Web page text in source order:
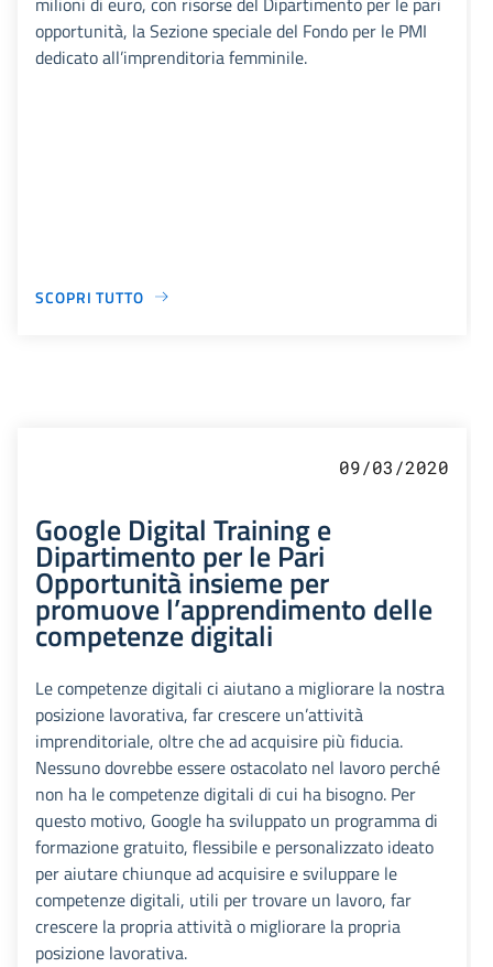
opportunità, la Sezione speciale del Fondo per le PMI
dedicato all’imprenditoria femminile.
SCOPRI TUTTO
09/03/2020
Google Digital Training e
Dipartimento per le Pari
Opportunità insieme per
promuove l’apprendimento delle
competenze digitali
Le competenze digitali ci aiutano a migliorare la nostra
posizione lavorativa, far crescere un’attività
imprenditoriale, oltre che ad acquisire più fiducia.
Nessuno dovrebbe essere ostacolato nel lavoro perché
non ha le competenze digitali di cui ha bisogno. Per
questo motivo, Google ha sviluppato un programma di
formazione gratuito, flessibile e personalizzato ideato
per aiutare chiunque ad acquisire e sviluppare le
competenze digitali, utili per trovare un lavoro, far
crescere la propria attività o migliorare la propria
posizione lavorativa.